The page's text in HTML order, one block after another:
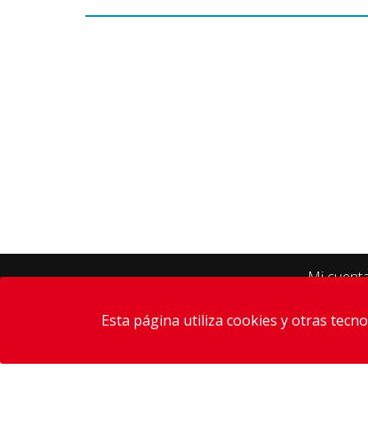
Mi
Esta página utiliza cookies y otras